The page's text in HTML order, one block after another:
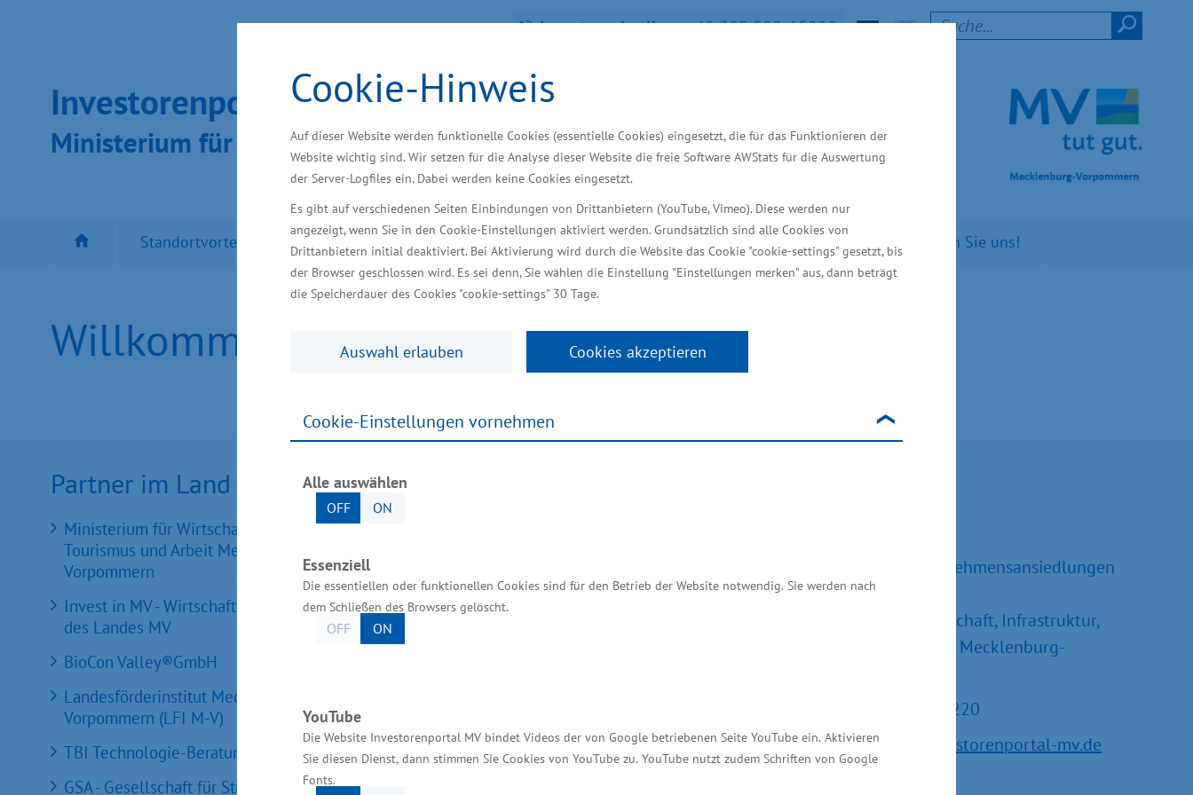
Cookie-Hinweis
Auf dieser Website werden funktionelle Cookies (essentielle Cookies) eingesetzt, die für das Funktionieren der
Website wichtig sind. Wir setzen für die Analyse dieser Website die freie Software AWStats für die Auswertung
der Server-Logfiles ein. Dabei werden keine Cookies eingesetzt.
Es gibt auf verschiedenen Seiten Einbindungen von Drittanbietern (YouTube, Vimeo). Diese werden nur
angezeigt, wenn Sie in den Cookie-Einstellungen aktiviert werden. Grundsätzlich sind alle Cookies von
Drittanbietern initial deaktiviert. Bei Aktivierung wird durch die Website das Cookie "cookie-settings" gesetzt, bis
der Browser geschlossen wird. Es sei denn, Sie wählen die Einstellung "Einstellungen merken" aus, dann beträgt
die Speicherdauer des Cookies "cookie-settings" 30 Tage.
Auswahl erlauben Cookies akzeptieren
Cookie-Einstellungen vornehmen
Alle auswählen
OFF ON
Essenziell
Die essentiellen oder funktionellen Cookies sind für den Betrieb der Website notwendig. Sie werden nach
dem Schließen des Browsers gelöscht.
OFF ON
YouTube
Die Website Investorenportal MV bindet Videos der von Google betriebenen Seite YouTube ein. Aktivieren
Sie diesen Dienst, dann stimmen Sie Cookies von YouTube zu. YouTube nutzt zudem Schriften von Google
Fonts.
Investorenhotline: +49 385 588-15220
Inves­toren­por­tal
Ministeri­um für Wirt­schaft, Infra­struk­tur, Tou­ris­mus und Ar­beit M-V
Standortvorteil MV Besten Standort finden Starke Branchen Wir unterstützen Sie Kontaktieren Sie uns!
Willkommen
Partner im Land
Ministerium für Wirtschaft, Infrastruktur,
Tourismus und Arbeit Mecklenburg-
Vorpommern
Invest in MV - Wirtschaftsfördergesellschaft
des Landes MV
BioCon Valley®GmbH
Landesförderinstitut Mecklenburg-
Vorpommern (LFI M-V)
TBI Technologie-Beratungs-Institut GmbH
GSA - Gesellschaft für Struktur &
MV Serviceportal
Datenschutz
Referatsleiter Unternehmensansiedlungen
und –erweiterungen
Ministerium für Wirtschaft, Infrastruktur,
Tourismus und Arbeit Mecklenburg-
Tel.: +49 385 588-15220
E-Mail:service@investorenportal-mv.de